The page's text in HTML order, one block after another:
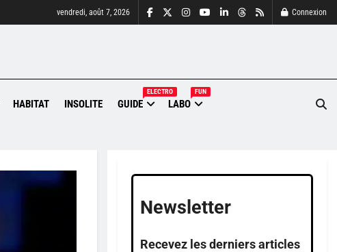
vendredi, août 7, 2026 Connexion
HABITAT INSOLITE GUIDE
ELECTRO
LABO
FUN
Newsletter
Recevez les derniers articles